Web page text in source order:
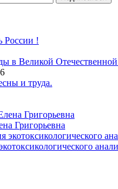
России !
в Великой
и труда.
Григорьевна